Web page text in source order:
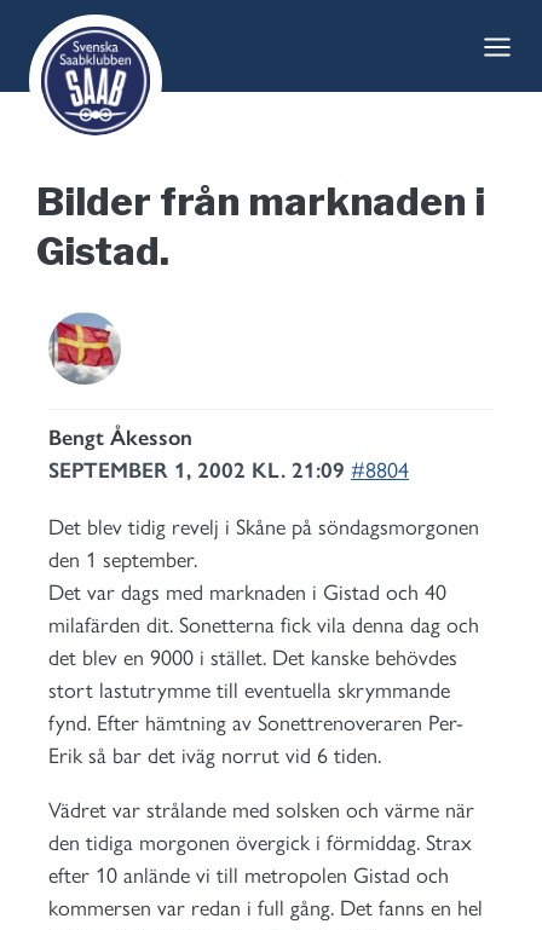
content
Bilder från marknaden i
Gistad.
Bengt Åkesson
SEPTEMBER 1, 2002 KL. 21:09 #8804
Det blev tidig revelj i Skåne på söndagsmorgonen
den 1 september.
Det var dags med marknaden i Gistad och 40
milafärden dit. Sonetterna fick vila denna dag och
det blev en 9000 i stället. Det kanske behövdes
stort lastutrymme till eventuella skrymmande
fynd. Efter hämtning av Sonettrenoveraren Per-
Erik så bar det iväg norrut vid 6 tiden.
Vädret var strålande med solsken och värme när
den tidiga morgonen övergick i förmiddag. Strax
efter 10 anlände vi till metropolen Gistad och
kommersen var redan i full gång. Det fanns en hel